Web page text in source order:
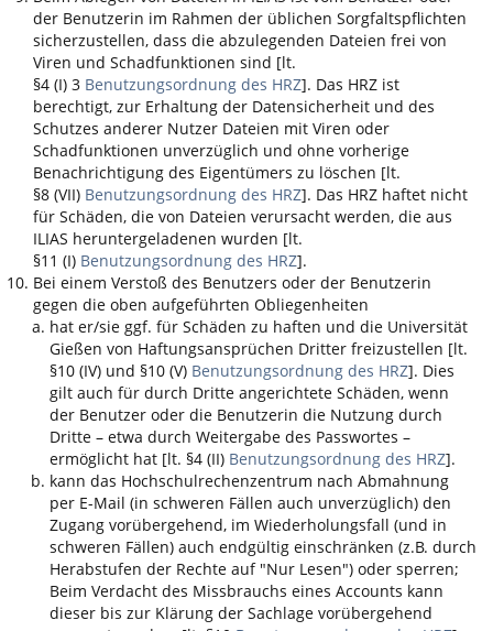
der Benutzerin im Rahmen der üblichen Sorgfaltspflichten
sicherzustellen, dass die abzulegenden Dateien frei von
Viren und Schadfunktionen sind [lt.
§4 (I) 3 Benutzungsordnung des HRZ]. Das HRZ ist
berechtigt, zur Erhaltung der Datensicherheit und des
Schutzes anderer Nutzer Dateien mit Viren oder
Schadfunktionen unverzüglich und ohne vorherige
Benachrichtigung des Eigentümers zu löschen [lt.
§8 (VII) Benutzungsordnung des HRZ]. Das HRZ haftet nicht
für Schäden, die von Dateien verursacht werden, die aus
ILIAS heruntergeladenen wurden [lt.
§11 (I) Benutzungsordnung des HRZ].
Bei einem Verstoß des Benutzers oder der Benutzerin
gegen die oben aufgeführten Obliegenheiten
hat er/sie ggf. für Schäden zu haften und die Universität
Gießen von Haftungsansprüchen Dritter freizustellen [lt.
§10 (IV) und §10 (V) Benutzungsordnung des HRZ]. Dies
gilt auch für durch Dritte angerichtete Schäden, wenn
der Benutzer oder die Benutzerin die Nutzung durch
Dritte – etwa durch Weitergabe des Passwortes –
ermöglicht hat [lt. §4 (II) Benutzungsordnung des HRZ].
kann das Hochschulrechenzentrum nach Abmahnung
per E-Mail (in schweren Fällen auch unverzüglich) den
Zugang vorübergehend, im Wiederholungsfall (und in
schweren Fällen) auch endgültig einschränken (z.B. durch
Herabstufen der Rechte auf "Nur Lesen") oder sperren;
Beim Verdacht des Missbrauchs eines Accounts kann
dieser bis zur Klärung der Sachlage vorübergehend